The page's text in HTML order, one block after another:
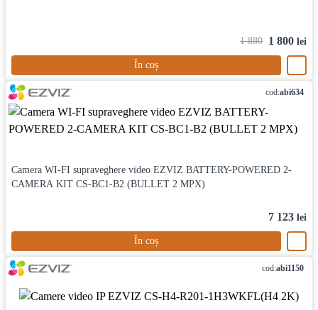
1 880 1 800 lei
În coș
cod:abi634
Camera WI-FI supraveghere video EZVIZ BATTERY-POWERED 2-
CAMERA KIT CS-BC1-B2 (BULLET 2 MPX)
7 123 lei
În coș
cod:abi1150